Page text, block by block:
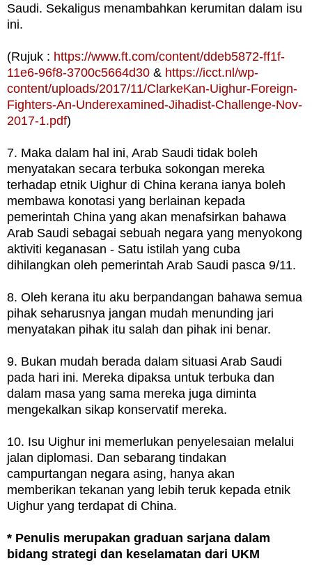
Saudi. Sekaligus menambahkan kerumitan dalam isu
ini.
(Rujuk : https://www.ft.com/content/ddeb5872-ff1f-
11e6-96f8-3700c5664d30 & https://icct.nl/wp-
content/uploads/2017/11/ClarkeKan-Uighur-Foreign-
Fighters-An-Underexamined-Jihadist-Challenge-Nov-
2017-1.pdf)
7. Maka dalam hal ini, Arab Saudi tidak boleh
menyatakan secara terbuka sokongan mereka
terhadap etnik Uighur di China kerana ianya boleh
membawa konotasi yang berlainan kepada
pemerintah China yang akan menafsirkan bahawa
Arab Saudi sebagai sebuah negara yang menyokong
aktiviti keganasan - Satu istilah yang cuba
dihilangkan oleh pemerintah Arab Saudi pasca 9/11.
8. Oleh kerana itu aku berpandangan bahawa semua
pihak seharusnya jangan mudah menunding jari
menyatakan pihak itu salah dan pihak ini benar.
9. Bukan mudah berada dalam situasi Arab Saudi
pada hari ini. Mereka dipaksa untuk terbuka dan
dalam masa yang sama mereka juga diminta
mengekalkan sikap konservatif mereka.
10. Isu Uighur ini memerlukan penyelesaian melalui
jalan diplomasi. Dan sebarang tindakan
campurtangan negara asing, hanya akan
memberikan tekanan yang lebih teruk kepada etnik
Uighur yang terdapat di China.
* Penulis merupakan graduan sarjana dalam
bidang strategi dan keselamatan dari UKM